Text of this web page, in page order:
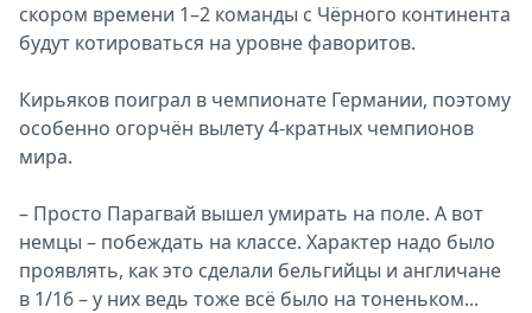
скором времени 1–2 команды с Чёрного континента
будут котироваться на уровне фаворитов.
Кирьяков поиграл в чемпионате Германии, поэтому
особенно огорчён вылету 4-кратных чемпионов
мира.
– Просто Парагвай вышел умирать на поле. А вот
немцы – побеждать на классе. Характер надо было
проявлять, как это сделали бельгийцы и англичане
в 1/16 – у них ведь тоже всё было на тоненьком...